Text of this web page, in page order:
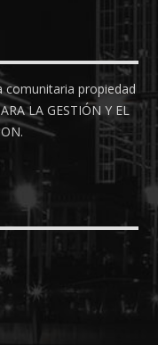
comunitaria propiedad
LA GESTIÓN Y EL